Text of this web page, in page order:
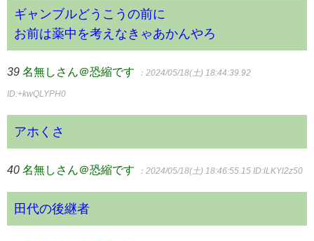
ギャンブルどうこうの前に
お前は薬中を考えなきゃあかんやろ
39 名無しさん＠恐縮です ：2024/05/18(土) 18:44:39.92
ID:+kwQLYPH0
アホくさ
40 名無しさん＠恐縮です ：2024/05/18(土) 18:46:55.15 ID:lLKYl2z50
田代の後継者